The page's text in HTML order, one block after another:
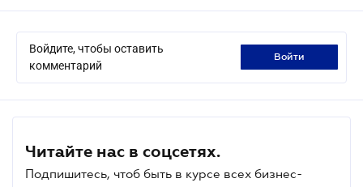
Войдите, чтобы оставить
комментарий
войти
Читайте нас в соцсетях.
Подпишитесь, чтоб быть в курсе всех бизнес-